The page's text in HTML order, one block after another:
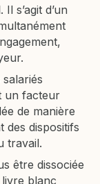
s’agit d’un
un facteur
de manière
des dispositifs
travail.
être dissociée
livre blanc